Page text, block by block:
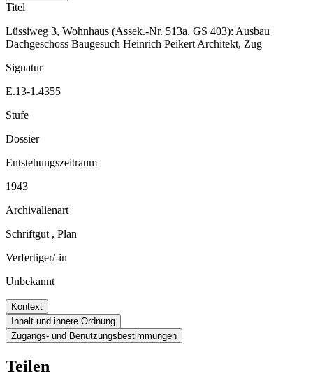
Titel
Lüssiweg 3, Wohnhaus (Assek.-Nr. 513a, GS 403): Ausbau
Dachgeschoss Baugesuch Heinrich Peikert Architekt, Zug
Signatur
E.13-1.4355
Stufe
Dossier
Entstehungszeitraum
1943
Archivalienart
Schriftgut , Plan
Verfertiger/-in
Unbekannt
Kontext
Inhalt und innere Ordnung
Zugangs- und Benutzungsbestimmungen
Teilen